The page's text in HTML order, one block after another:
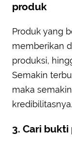
produk
Produk yang
memberikan
produksi,
Semakin
maka
kredibilitasnya.
3. Cari